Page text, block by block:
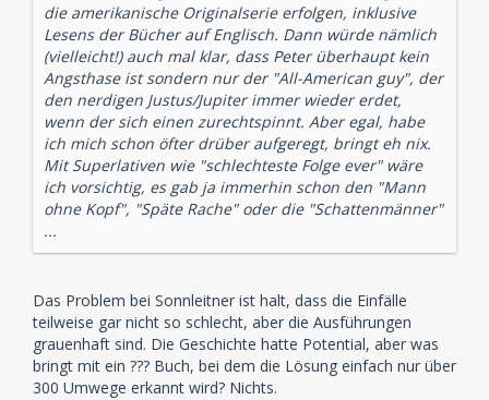
die amerikanische Originalserie erfolgen, inklusive
Lesens der Bücher auf Englisch. Dann würde nämlich
(vielleicht!) auch mal klar, dass Peter überhaupt kein
Angsthase ist sondern nur der "All-American guy", der
den nerdigen Justus/Jupiter immer wieder erdet,
wenn der sich einen zurechtspinnt. Aber egal, habe
ich mich schon öfter drüber aufgeregt, bringt eh nix.
Mit Superlativen wie "schlechteste Folge ever" wäre
ich vorsichtig, es gab ja immerhin schon den "Mann
ohne Kopf", "Späte Rache" oder die "Schattenmänner"
...
Das Problem bei Sonnleitner ist halt, dass die Einfälle
teilweise gar nicht so schlecht, aber die Ausführungen
grauenhaft sind. Die Geschichte hatte Potential, aber was
bringt mit ein ??? Buch, bei dem die Lösung einfach nur über
300 Umwege erkannt wird? Nichts.